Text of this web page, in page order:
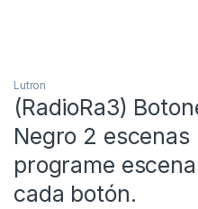
Lutron
(RadioRa3)
Negro 2 escenas
programe
cada botón.